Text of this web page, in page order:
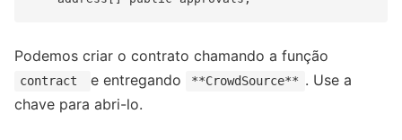
Podemos criar o contrato chamando a função
contract e entregando **CrowdSource** . Use a
chave para abri-lo.